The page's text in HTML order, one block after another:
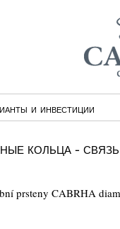
и инвестиции
кольца -
prsteny CABRHA